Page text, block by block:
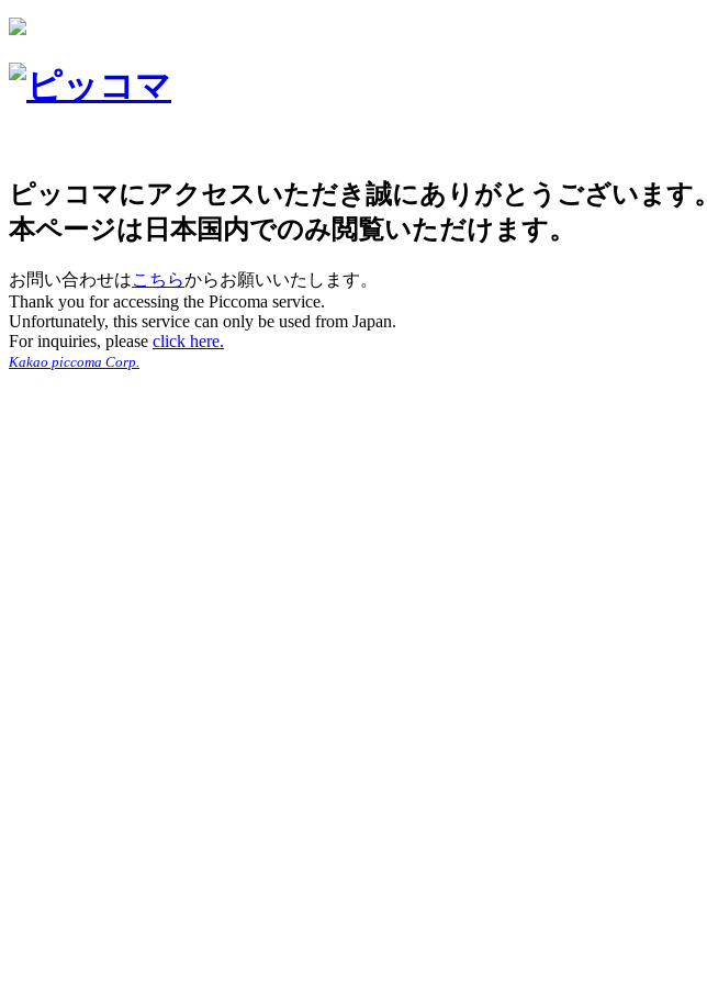
ピッコマにアクセスいただき誠にありがとうございます。
本ページは日本国内でのみ閲覧いただけます。
お問い合わせはこちらからお願いいたします。
Thank you for accessing the Piccoma service.
Unfortunately, this service can only be used from Japan.
For inquiries, please click here.
Kakao piccoma Corp.